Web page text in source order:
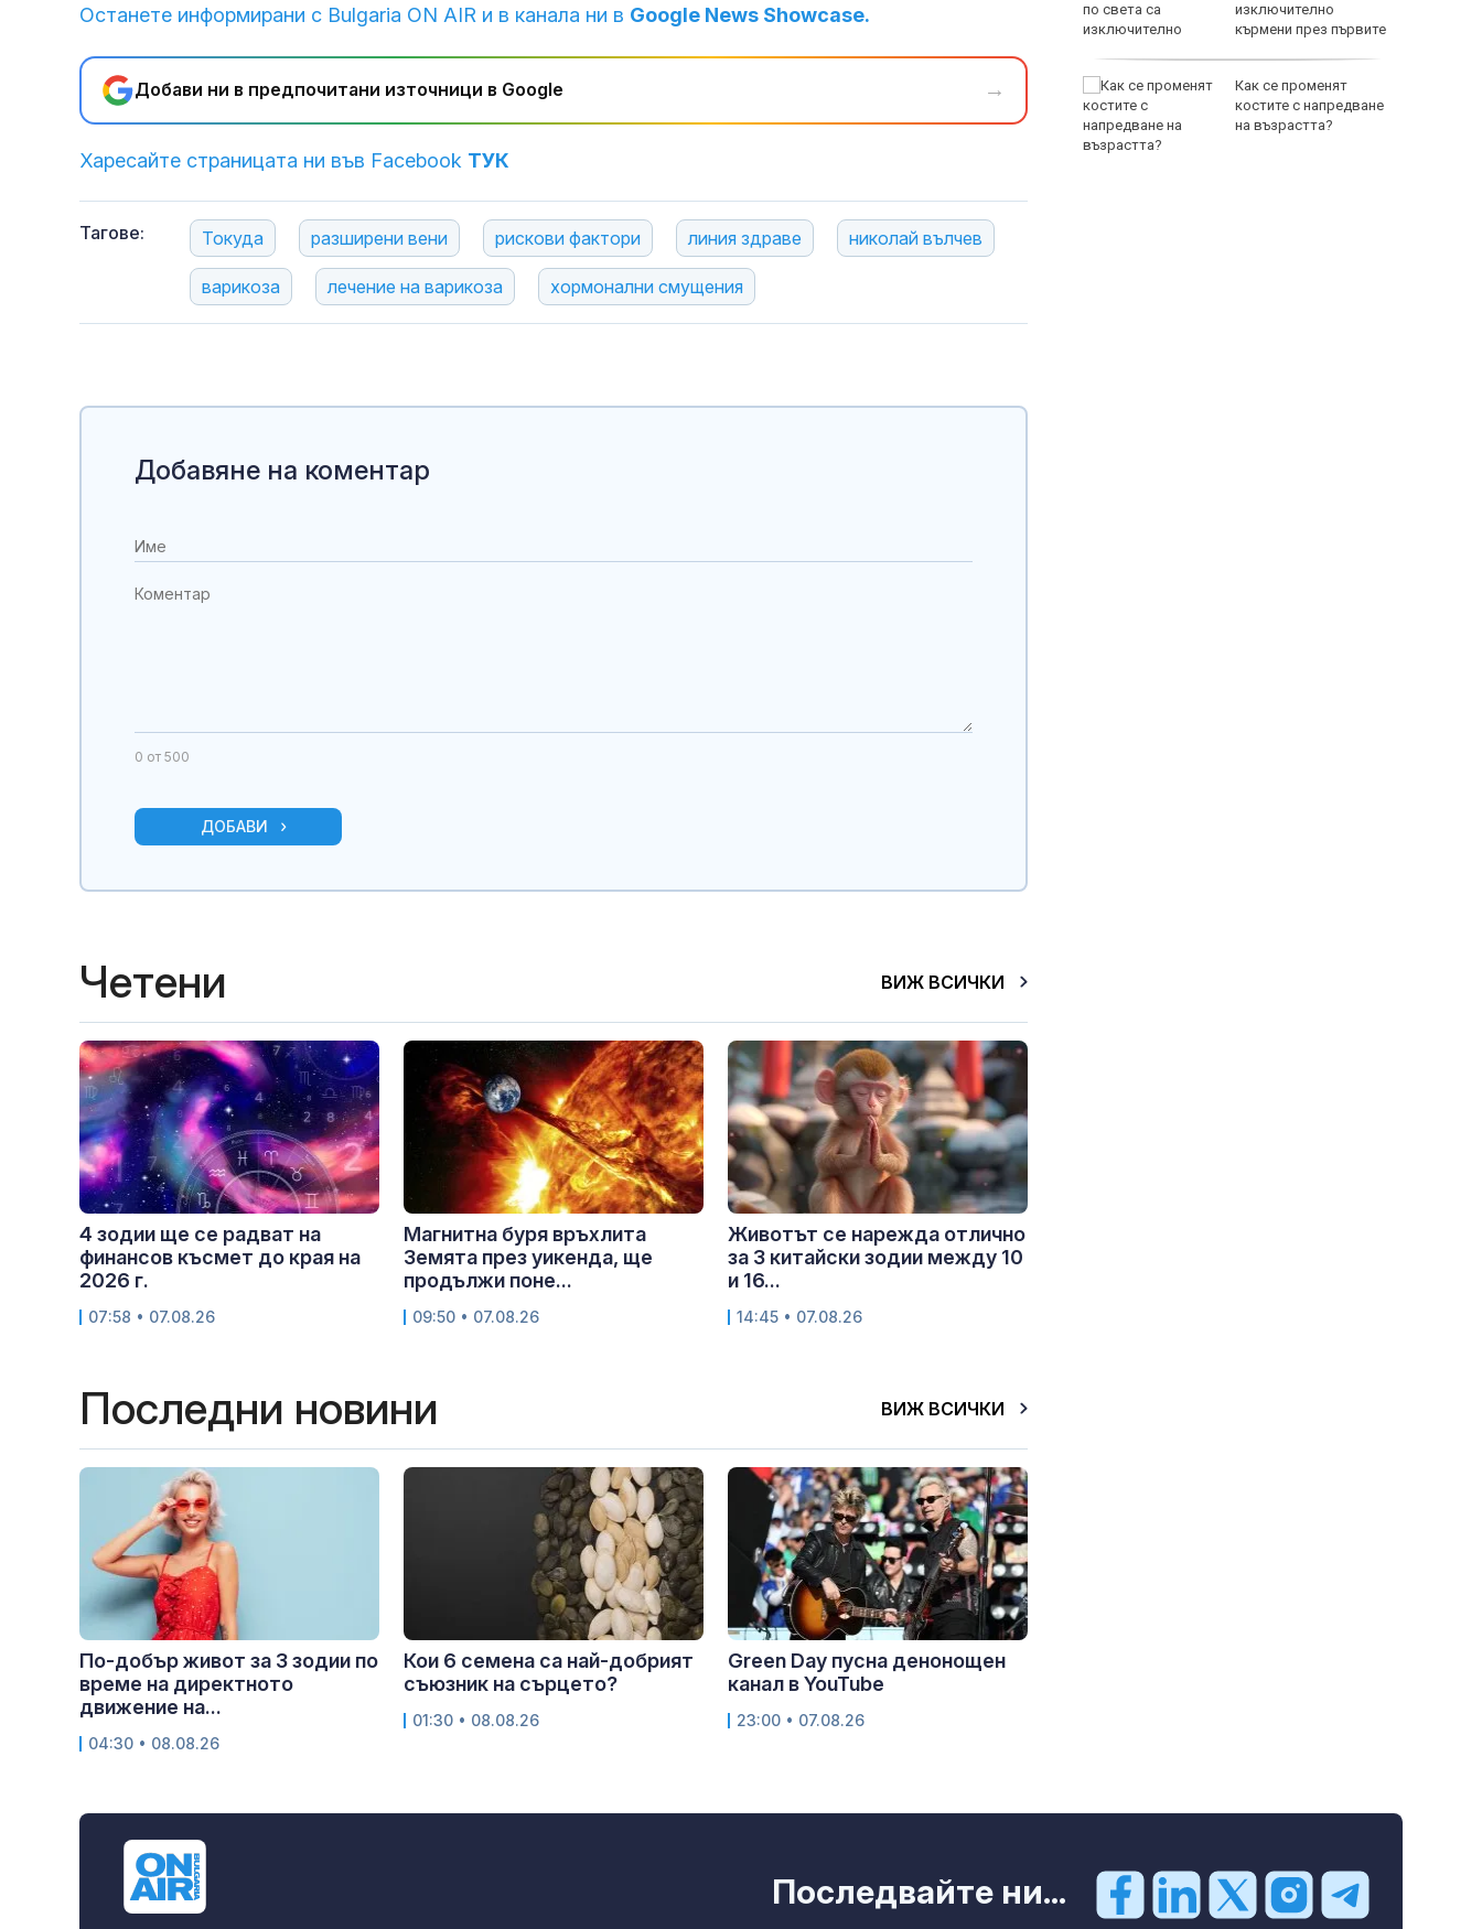
Останете информирани с Bulgaria ON AIR и в канала ни в Google News Showcase.
Добави ни в предпочитани източници в Google →
Харесайте страницата ни във Facebook ТУК
Тагове: Токуда разширени вени рискови фактори линия здраве николай вълчев
варикоза лечение на варикоза хормонални смущения
зодиите?
изключително
кърмени през първите
Как се променят
костите с напредване
на възрастта?
Добавяне на коментар
0 от 500
ДОБАВИ
Четени ВИЖ ВСИЧКИ
4 зодии ще се радват на
финансов късмет до края на
2026 г.
07:58 • 07.08.26
Магнитна буря връхлита
Земята през уикенда, ще
продължи поне...
09:50 • 07.08.26
Животът се нарежда отлично
за 3 китайски зодии между 10
и 16...
14:45 • 07.08.26
Последни новини ВИЖ ВСИЧКИ
По-добър живот за 3 зодии по
време на директното
движение на...
04:30 • 08.08.26
Кои 6 семена са най-добрият
съюзник на сърцето?
01:30 • 08.08.26
Green Day пусна денонощен
канал в YouTube
23:00 • 07.08.26
Последвайте ни...